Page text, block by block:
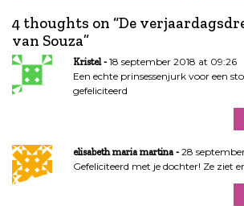
c
h
t
a
g
a
t
4 thoughts on “De
van Souza”
Kristel
18 september 2018 at 09:26
Een echte prinsessenjurk voor een
gefeliciteerd
elisabeth maria martina
28
Gefeliciteerd met je dochter! Ze ziet